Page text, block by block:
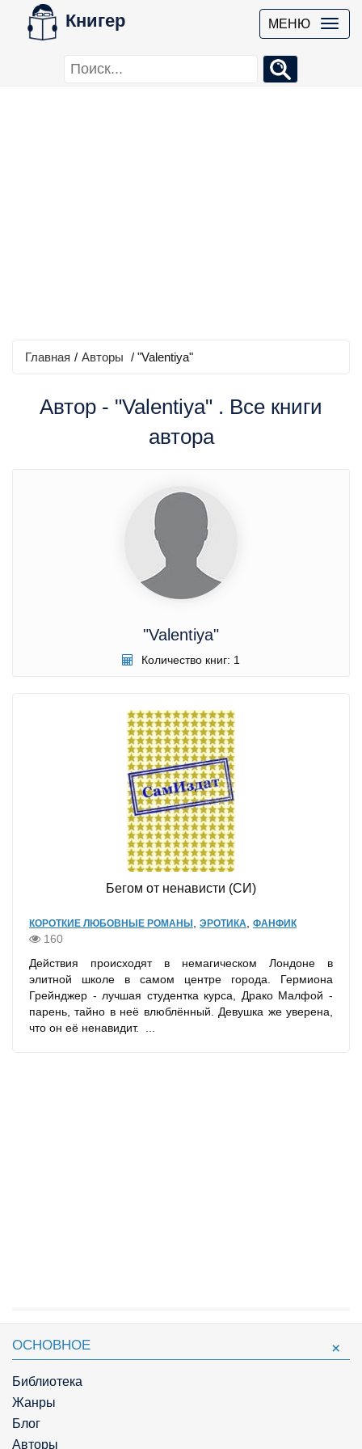
Книгер МЕНЮ
Главная / Авторы / "Valentiya"
Автор - "Valentiya" . Все книги
автора
"Valentiya"
Количество книг: 1
Бегом от ненависти (СИ)
КОРОТКИЕ ЛЮБОВНЫЕ РОМАНЫ ЭРОТИКА ФАНФИК
160
Действия происходят в немагическом Лондоне в
элитной школе в самом центре города. Гермиона
Грейнджер - лучшая студентка курса, Драко Малфой -
парень, тайно в неё влюблённый. Девушка же уверена,
что он её ненавидит. ...
ОСНОВНОЕ
Библиотека
Жанры
Блог
Авторы